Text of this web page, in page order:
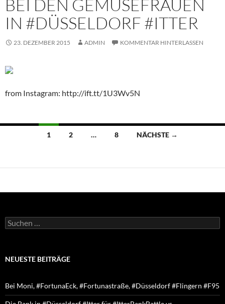
BEI DEN GEMÜSEFRAUEN
IN #DÜSSELDORF #ITTER
23. DEZEMBER 2015 ADMIN KOMMENTAR HINTERLASSEN
from Instagram: http://ift.tt/1U3Wv5N
Beitragsnavigation
1 2 … 8 NÄCHSTE →
Suchen
nach:
NEUESTE BEITRÄGE
Bei Moni, #FortunaEck, #Fortunastraße, #Düsseldorf #Flingern #F95